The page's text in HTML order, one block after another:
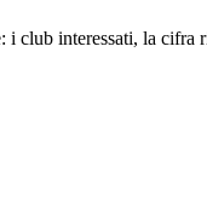
club interessati, la cifra